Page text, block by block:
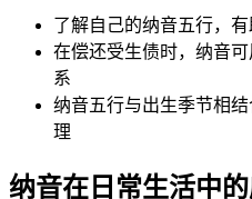
了解自己的纳音五行，
在偿还受生债时，纳音
系
纳音五行与出生季节相
理
纳音在日常生活中的